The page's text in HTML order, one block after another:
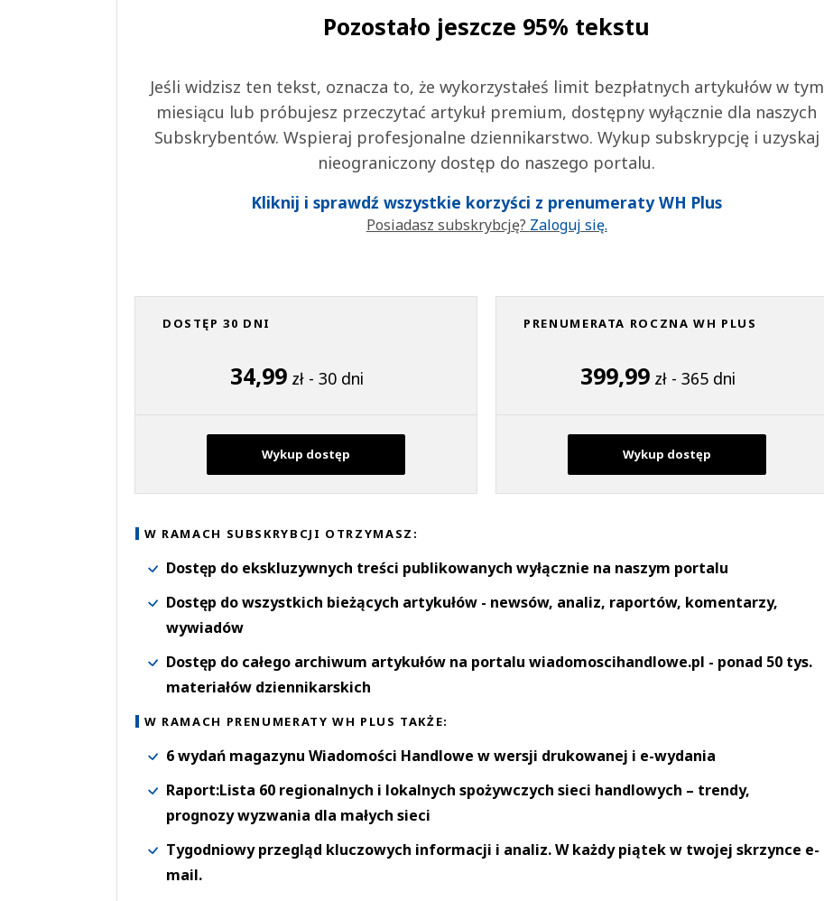
Pozostało jeszcze 95% tekstu
Jeśli widzisz ten tekst, oznacza to, że wykorzystałeś limit bezpłatnych artykułów w tym
miesiącu lub próbujesz przeczytać artykuł premium, dostępny wyłącznie dla naszych
Subskrybentów. Wspieraj profesjonalne dziennikarstwo. Wykup subskrypcję i uzyskaj
nieograniczony dostęp do naszego portalu.
Kliknij i sprawdź wszystkie korzyści z prenumeraty WH Plus
Posiadasz subskrybcję? Zaloguj się.
DOSTĘP 30 DNI
34,99 zł - 30 dni
Wykup dostęp
PRENUMERATA ROCZNA WH PLUS
399,99 zł - 365 dni
Wykup dostęp
W RAMACH SUBSKRYBCJI OTRZYMASZ:
Dostęp do ekskluzywnych treści publikowanych wyłącznie na naszym portalu
Dostęp do wszystkich bieżących artykułów - newsów, analiz, raportów, komentarzy,
wywiadów
Dostęp do całego archiwum artykułów na portalu wiadomoscihandlowe.pl - ponad 50 tys.
materiałów dziennikarskich
W RAMACH PRENUMERATY WH PLUS TAKŻE:
6 wydań magazynu Wiadomości Handlowe w wersji drukowanej i e-wydania
Raport:Lista 60 regionalnych i lokalnych spożywczych sieci handlowych – trendy,
prognozy wyzwania dla małych sieci
Tygodniowy przegląd kluczowych informacji i analiz. W każdy piątek w twojej skrzynce e-
mail.